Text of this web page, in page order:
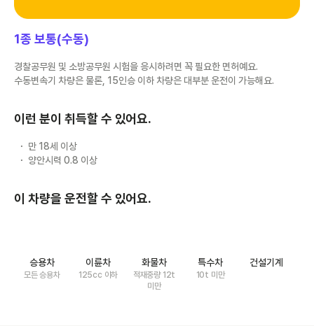
1종 보통(수동)
경찰공무원 및 소방공무원 시험을 응시하려면 꼭 필요한 면허예요.
수동변속기 차량은 물론, 15인승 이하 차량은 대부분 운전이 가능해요.
이런 분이 취득할 수 있어요.
만 18세 이상
양안시력 0.8 이상
이 차량을 운전할 수 있어요.
승용차
모든 승용차
이륜차
125cc 이하
화물차
적재중량 12t
미만
특수차
10t 미만
건설기계